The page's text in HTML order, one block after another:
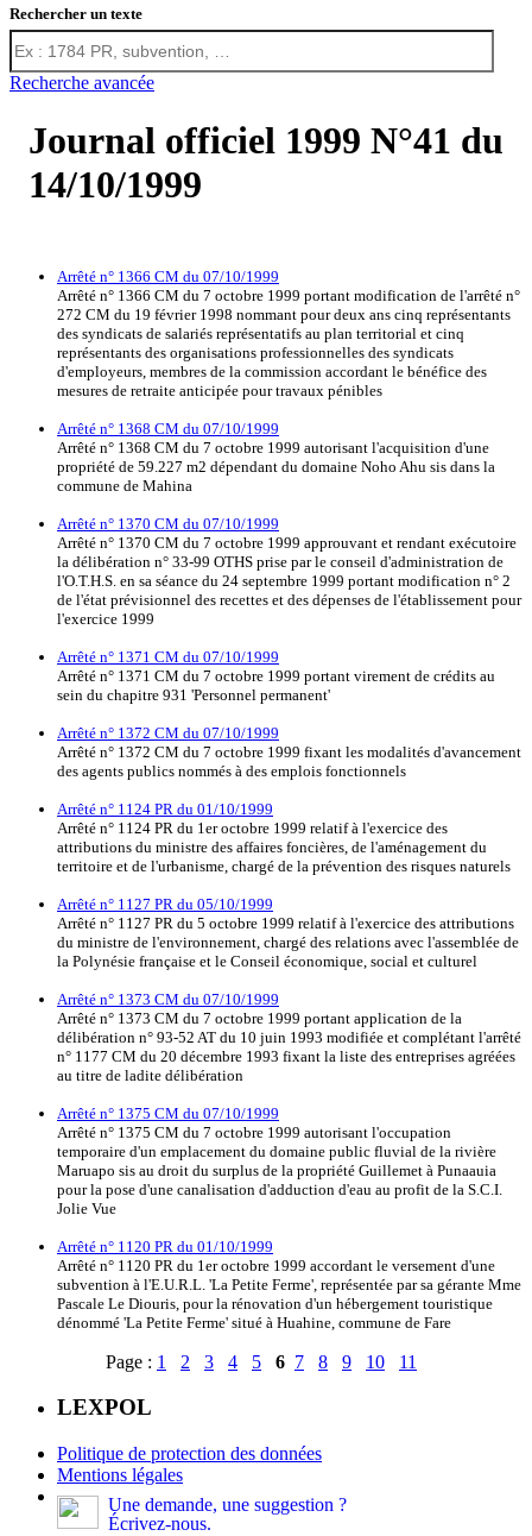
Rechercher un texte
Recherche avancée
Journal officiel 1999 N°41 du
14/10/1999
Arrêté n° 1366 CM du 07/10/1999
Arrêté n° 1366 CM du 7 octobre 1999 portant modification de l'arrêté n°
272 CM du 19 février 1998 nommant pour deux ans cinq représentants
des syndicats de salariés représentatifs au plan territorial et cinq
représentants des organisations professionnelles des syndicats
d'employeurs, membres de la commission accordant le bénéfice des
mesures de retraite anticipée pour travaux pénibles
Arrêté n° 1368 CM du 07/10/1999
Arrêté n° 1368 CM du 7 octobre 1999 autorisant l'acquisition d'une
propriété de 59.227 m2 dépendant du domaine Noho Ahu sis dans la
commune de Mahina
Arrêté n° 1370 CM du 07/10/1999
Arrêté n° 1370 CM du 7 octobre 1999 approuvant et rendant exécutoire
la délibération n° 33-99 OTHS prise par le conseil d'administration de
l'O.T.H.S. en sa séance du 24 septembre 1999 portant modification n° 2
de l'état prévisionnel des recettes et des dépenses de l'établissement pour
l'exercice 1999
Arrêté n° 1371 CM du 07/10/1999
Arrêté n° 1371 CM du 7 octobre 1999 portant virement de crédits au
sein du chapitre 931 'Personnel permanent'
Arrêté n° 1372 CM du 07/10/1999
Arrêté n° 1372 CM du 7 octobre 1999 fixant les modalités d'avancement
des agents publics nommés à des emplois fonctionnels
Arrêté n° 1124 PR du 01/10/1999
Arrêté n° 1124 PR du 1er octobre 1999 relatif à l'exercice des
attributions du ministre des affaires foncières, de l'aménagement du
territoire et de l'urbanisme, chargé de la prévention des risques naturels
Arrêté n° 1127 PR du 05/10/1999
Arrêté n° 1127 PR du 5 octobre 1999 relatif à l'exercice des attributions
du ministre de l'environnement, chargé des relations avec l'assemblée de
la Polynésie française et le Conseil économique, social et culturel
Arrêté n° 1373 CM du 07/10/1999
Arrêté n° 1373 CM du 7 octobre 1999 portant application de la
délibération n° 93-52 AT du 10 juin 1993 modifiée et complétant l'arrêté
n° 1177 CM du 20 décembre 1993 fixant la liste des entreprises agréées
au titre de ladite délibération
Arrêté n° 1375 CM du 07/10/1999
Arrêté n° 1375 CM du 7 octobre 1999 autorisant l'occupation
temporaire d'un emplacement du domaine public fluvial de la rivière
Maruapo sis au droit du surplus de la propriété Guillemet à Punaauia
pour la pose d'une canalisation d'adduction d'eau au profit de la S.C.I.
Jolie Vue
Arrêté n° 1120 PR du 01/10/1999
Arrêté n° 1120 PR du 1er octobre 1999 accordant le versement d'une
subvention à l'E.U.R.L. 'La Petite Ferme', représentée par sa gérante Mme
Pascale Le Diouris, pour la rénovation d'un hébergement touristique
dénommé 'La Petite Ferme' situé à Huahine, commune de Fare
Page : 1 2 3 4 5 6 7 8 9 10 11
LEXPOL
Politique de protection des données
Mentions légales
Une demande, une suggestion ?
Écrivez-nous.